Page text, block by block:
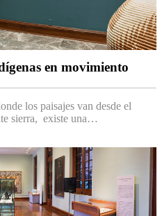
en movimiento
los paisajes van desde el
sierra, existe una…